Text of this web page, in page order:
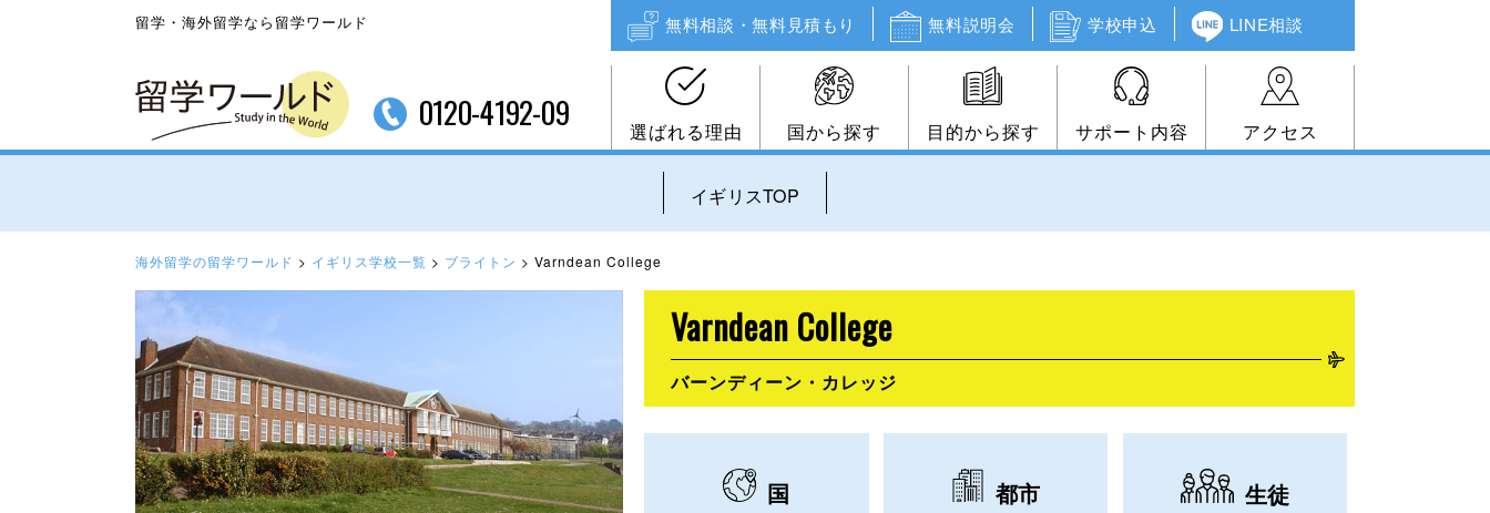
留学・海外留学なら留学ワールド 無料相談・無料見積もり 無料説明会 学校申込 LINE相談
0120-4192-09 選ばれる理由 国から探す 目的から探す サポート内容 アクセス
イギリスTOP
海外留学の留学ワールド > イギリス学校一覧 > ブライトン > Varndean College
Varndean College
バーンディーン・カレッジ
国 都市 生徒